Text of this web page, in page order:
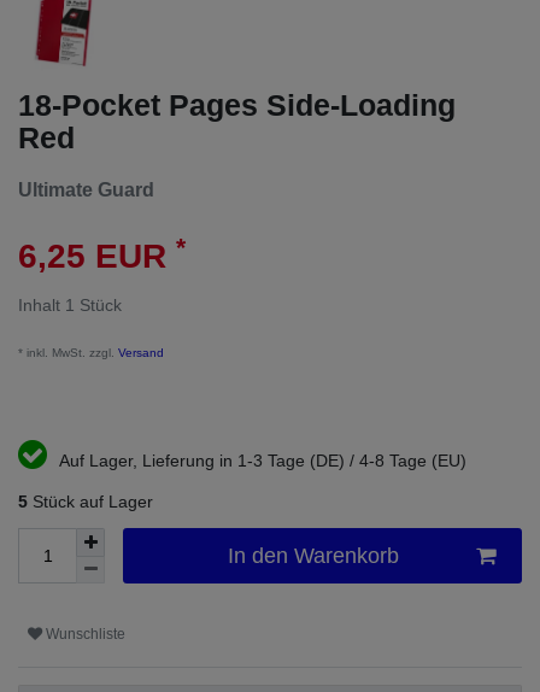
18-Pocket Pages Side-Loading
Red
Ultimate Guard
6,25 EUR *
Inhalt 1 Stück
* inkl. MwSt. zzgl. Versand
Auf Lager, Lieferung in 1-3 Tage (DE) / 4-8 Tage (EU)
5 Stück auf Lager
In den Warenkorb
Wunschliste